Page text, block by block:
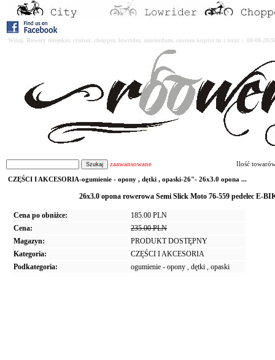
Witaj. Rowery miejskie, cruiser, chopper, lowrider, amsterdam, custom kupisz tu i teraz : 08-08-
zaawansowane Ilość
CZĘŚCI I AKCESORIA-ogumienie - opony , dętki , opaski-26"- 26x3.0 opona ...
26x3.0 opona rowerowa Semi Slick Moto 76-559 pedelec E-
Cena po obniżce:
185.00 PLN
Cena:
235.00 PLN
Magazyn:
PRODUKT DOSTĘPNY
Kategoria:
CZĘŚCI I AKCESORIA
Podkategoria:
ogumienie - opony , dętki , opaski